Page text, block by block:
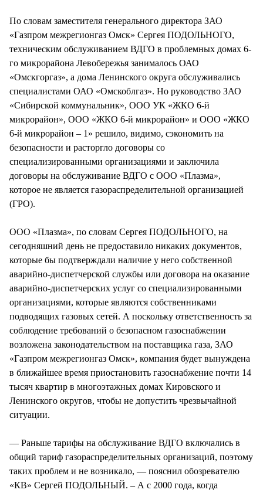
По словам заместителя генерального директора ЗАО
«Газпром межрегионгаз Омск» Сергея ПОДОЛЬНОГО,
техническим обслуживанием ВДГО в проблемных домах 6-
го микрорайона Левобережья занималось ОАО
«Омскгоргаз», а дома Ленинского округа обслуживались
специалистами ОАО «Омскоблгаз». Но руководство ЗАО
«Сибирской коммунальник», ООО УК «ЖКО 6-й
микрорайон», ООО «ЖКО 6-й микрорайон» и ООО «ЖКО
6-й микрорайон – 1» решило, видимо, сэкономить на
безопасности и расторгло договоры со
специализированными организациями и заключила
договоры на обслуживание ВДГО с ООО «Плазма»,
которое не является газораспределительной организацией
(ГРО).
ООО «Плазма», по словам Сергея ПОДОЛЬНОГО, на
сегодняшний день не предоставило никаких документов,
которые бы подтверждали наличие у него собственной
аварийно-диспетчерской службы или договора на оказание
аварийно-диспетчерских услуг со специализированными
организациями, которые являются собственниками
подводящих газовых сетей. А поскольку ответственность за
соблюдение требований о безопасном газоснабжении
возложена законодательством на поставщика газа, ЗАО
«Газпром межрегионгаз Омск», компания будет вынуждена
в ближайшее время приостановить газоснабжение почти 14
тысяч квартир в многоэтажных домах Кировского и
Ленинского округов, чтобы не допустить чрезвычайной
ситуации.
— Раньше тарифы на обслуживание ВДГО включались в
общий тариф газораспределительных организаций, поэтому
таких проблем и не возникало, — пояснил обозревателю
«КВ» Сергей ПОДОЛЬНЫЙ. – А с 2000 года, когда